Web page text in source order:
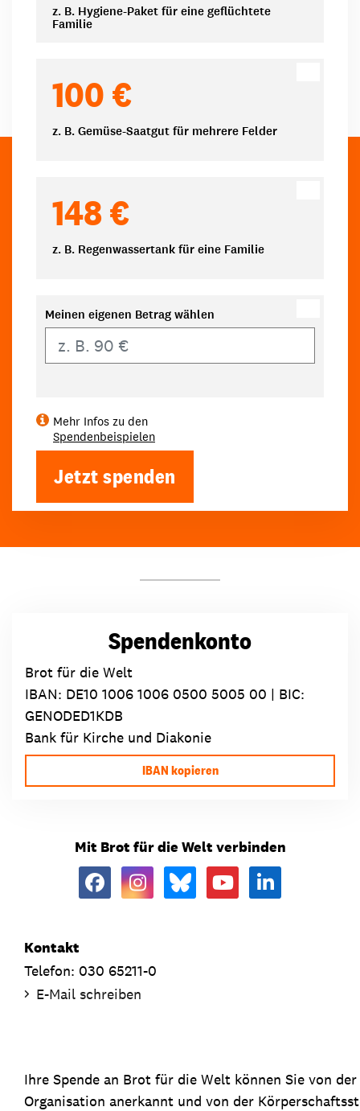
z. B. Hygiene-Paket für eine geflüchtete
Familie
100 €
z. B. Gemüse-Saatgut für mehrere Felder
148 €
z. B. Regenwassertank für eine Familie
Meinen eigenen Betrag wählen
Mehr Infos zu den
Spendenbeispielen
Jetzt spenden
Spendenkonto
Brot für die Welt
IBAN: DE10 1006 1006 0500 5005 00 | BIC:
GENODED1KDB
Bank für Kirche und Diakonie
IBAN kopieren
Mit Brot für die Welt verbinden
Kontakt
Telefon: 030 65211-0
E-Mail schreiben
Ihre Spende an Brot für die Welt können Sie von
Organisation anerkannt und von der